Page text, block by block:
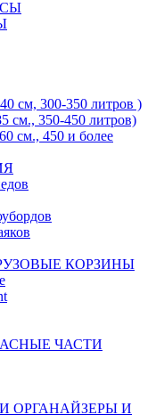
см, 300-350 литров )
см., 350-450 литров)
см., 450 и более
КОРЗИНЫ
ЧАСТИ
ОРГАНАЙЗЕРЫ И